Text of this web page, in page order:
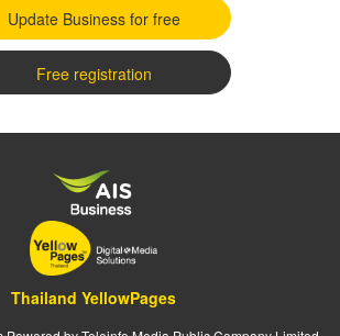
Update Business for free
Free registration
Thailand YellowPages